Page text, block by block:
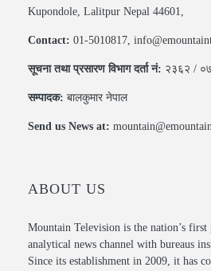
Kupondole, Lalitpur Nepal 44601,
Contact: 01-5010817,
सूचना तथा प्रसारण विभाग दर्ता नं: २३६२ /
सम्पादक: बालकुमार नेपाल
Send us News at:
ABOUT US
Mountain Television is the nation’s first
analytical news channel with bureaus
Since its establishment in 2009, it has